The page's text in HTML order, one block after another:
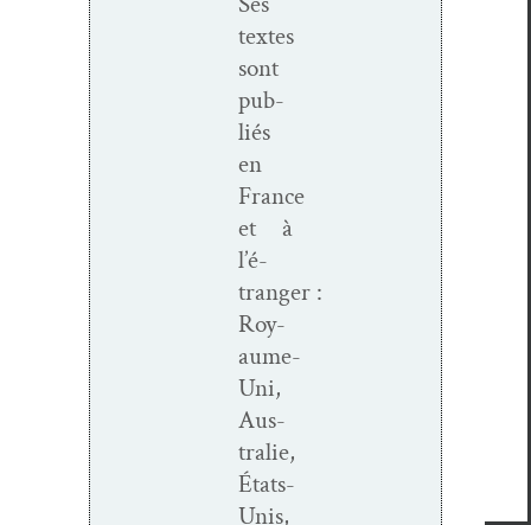
textes
sont
pub­
liés
en
France
et à
l’é­
tranger :
Roy­
aume-
Uni,
Aus­
tralie,
États-
Unis,